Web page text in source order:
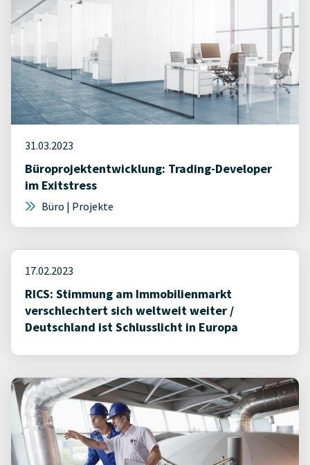
31.03.2023
Büroprojektentwicklung: Trading-Developer
im Exitstress
Büro | Projekte
17.02.2023
RICS: Stimmung am Immobilienmarkt
verschlechtert sich weltweit weiter /
Deutschland ist Schlusslicht in Europa